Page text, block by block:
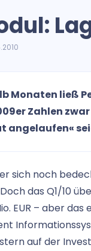
Monaten ließ
Zahlen
angelaufen«
sich noch
Doch das Q1/10
EUR – aber
auf der